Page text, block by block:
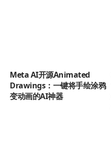
Meta AI开源Animated
Drawings：一键将手绘涂鸦
变动画的AI神器